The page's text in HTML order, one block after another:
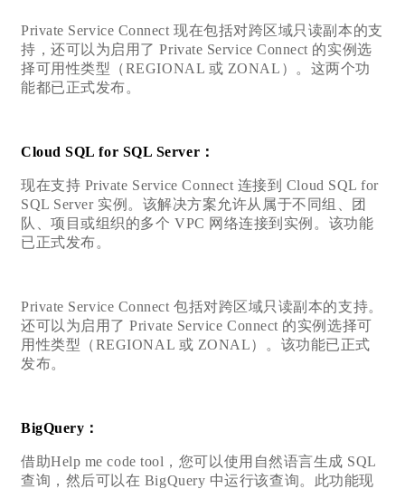
Private Service Connect 现在包括对跨区域只读副本的支
持，还可以为启用了 Private Service Connect 的实例选
择可用性类型（REGIONAL 或 ZONAL）。这两个功
能都已正式发布。
Cloud SQL for SQL Server：
现在支持 Private Service Connect 连接到 Cloud SQL for
SQL Server 实例。该解决方案允许从属于不同组、团
队、项目或组织的多个 VPC 网络连接到实例。该功能
已正式发布。
Private Service Connect 包括对跨区域只读副本的支持。
还可以为启用了 Private Service Connect 的实例选择可
用性类型（REGIONAL 或 ZONAL）。该功能已正式
发布。
BigQuery：
借助Help me code tool，您可以使用自然语言生成 SQL
查询，然后可以在 BigQuery 中运行该查询。此功能现